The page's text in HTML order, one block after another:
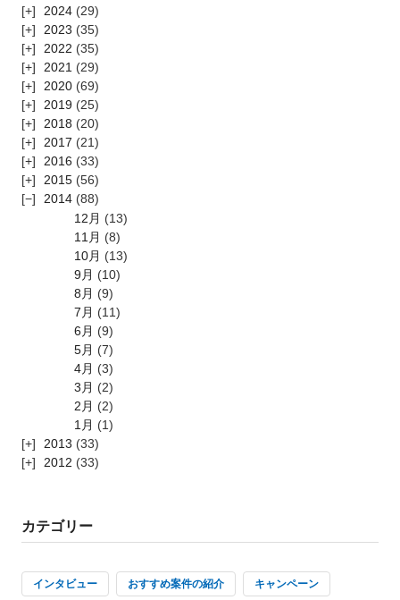
2024 (29)
2023 (35)
2022 (35)
2021 (29)
2020 (69)
2019 (25)
2018 (20)
2017 (21)
2016 (33)
2015 (56)
2014 (88)
12月 (13)
11月 (8)
10月 (13)
9月 (10)
8月 (9)
7月 (11)
6月 (9)
5月 (7)
4月 (3)
3月 (2)
2月 (2)
1月 (1)
2013 (33)
2012 (33)
カテゴリー
インタビュー おすすめ案件の紹介 キャンペーン